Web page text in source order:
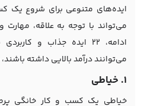
ایده‌های متنوعی برای شروع یک
می‌تواند با توجه به علاقه،
ادامه، 22 ایده جذاب و
می‌توانند درآمد بالایی داشته
1. خیاطی
خیاطی یک کسب و کار خانگی